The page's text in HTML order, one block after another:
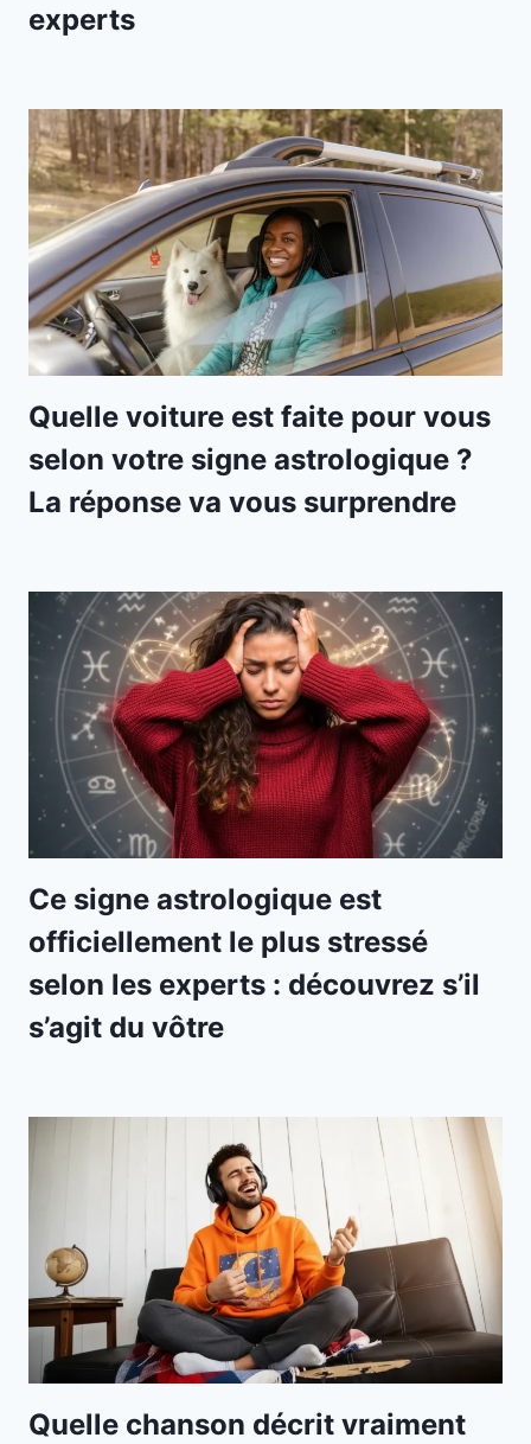
experts
Quelle voiture est faite pour vous
selon votre signe astrologique ?
La réponse va vous surprendre
Ce signe astrologique est
officiellement le plus stressé
selon les experts : découvrez s’il
s’agit du vôtre
Quelle chanson décrit vraiment